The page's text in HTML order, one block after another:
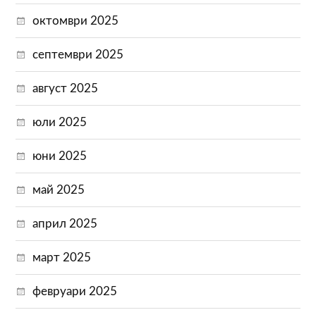
октомври 2025
септември 2025
август 2025
юли 2025
юни 2025
май 2025
април 2025
март 2025
февруари 2025